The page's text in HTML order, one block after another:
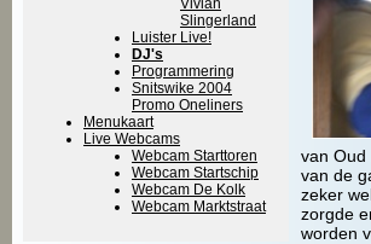
Vivian
Slingerland
Luister Live!
DJ's
Programmering
Snitswike 2004
Promo Oneliners
Menukaart
Live Webcams
Webcam Starttoren
Webcam Startschip
Webcam De Kolk
Webcam Marktstraat
van Oud
van de
zeker
zorgde
worden